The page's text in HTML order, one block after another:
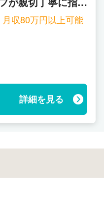
収80万円以上可能
詳細を見る